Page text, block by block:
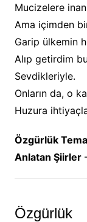
Mucizelere
Ama içimden
Garip ülkemin
Alıp getirdim
Sevdikleriyle.
Onların da, o
Huzura
Özgürlük
Anlatan Şiirler
Özgürlük